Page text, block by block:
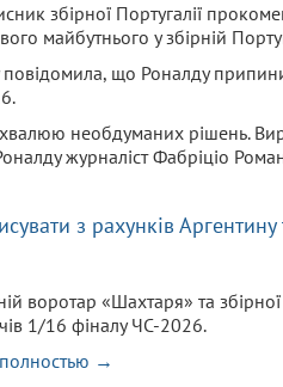
збірної Португалії
майбутнього у збірній
що Роналду
необдуманих рішень.
журналіст Фабріціо
з рахунків Аргентину
воротар «Шахтаря» та
1/16 фіналу ЧС-2026.
полностью →